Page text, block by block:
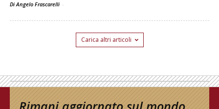
Di Angelo Frascarelli -
Carica altri articoli